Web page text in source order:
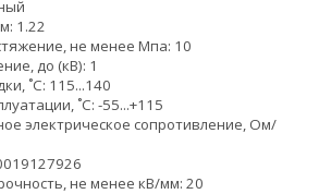
1.22
не менее Мпа: 10
до (кВ): 1
˚С: 115...140
˚С: -55...+115
электрическое сопротивление, Ом/
не менее кВ/мм: 20